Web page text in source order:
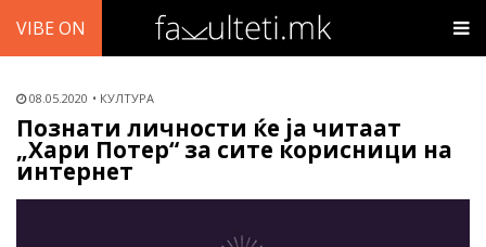
VIBE ON
08.05.2020 КУЛТУРА
Познати личности ќе ја читаат
„Хари Потер“ за сите корисници на
интернет